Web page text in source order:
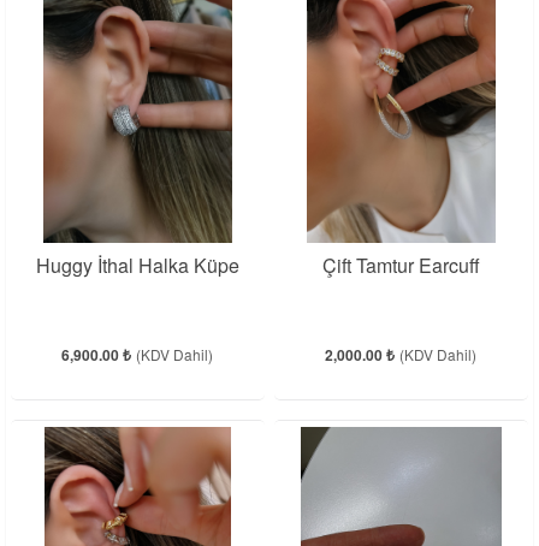
Huggy İthal Halka Küpe
6,900.00 ₺ (KDV Dahil)
Çift Tamtur Earcuff
2,000.00 ₺ (KDV Dahil)